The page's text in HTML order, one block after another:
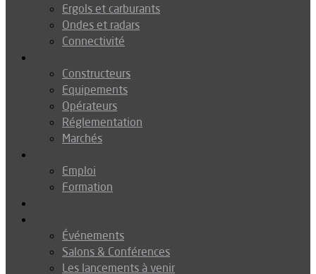
Ergols et carburants
Ondes et radars
Connectivité
Constructeurs
Equipements
Opérateurs
Réglementation
Marchés
Emploi
Formation
Événements
Salons & Conférences
Les lancements à venir